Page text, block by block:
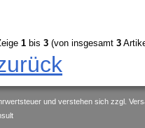
1 bis 3 (von insgesamt 3
und verstehen sich zzgl.